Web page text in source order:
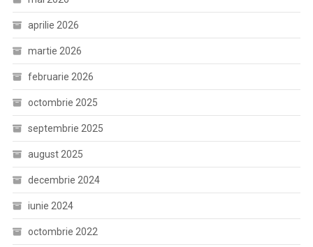
aprilie 2026
martie 2026
februarie 2026
octombrie 2025
septembrie 2025
august 2025
decembrie 2024
iunie 2024
octombrie 2022